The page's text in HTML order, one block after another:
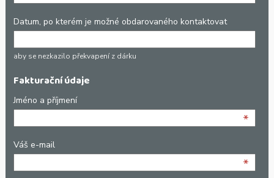
Datum, po kterém je možné obdarovaného kontaktovat
aby se nezkazilo překvapení z dárku
Fakturační údaje
Jméno a příjmení
*
Váš e-mail
*